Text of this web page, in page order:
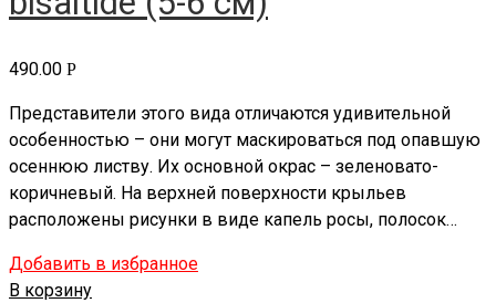
490.00 Р
Представители этого вида отличаются удивительной
особенностью – они могут маскироваться под опавшую
осеннюю листву. Их основной окрас – зеленовато-
коричневый. На верхней поверхности крыльев
расположены рисунки в виде капель росы, полосок…
Добавить в избранное
В корзину